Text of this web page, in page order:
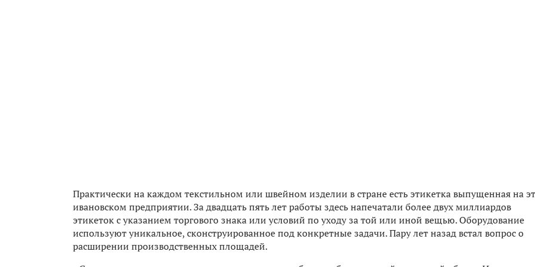
Практически на каждом текстильном или швейном изделии в стране есть этикетка выпущенная на
ивановском предприятии. За двадцать пять лет работы здесь напечатали более двух миллиардов
этикеток с указанием торгового знака или условий по уходу за той или иной вещью. Оборудование
используют уникальное, сконструированное под конкретные задачи. Пару лет назад встал вопрос о
расширении производственных площадей.